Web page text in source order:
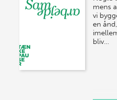
mens
vi
en
bliv…